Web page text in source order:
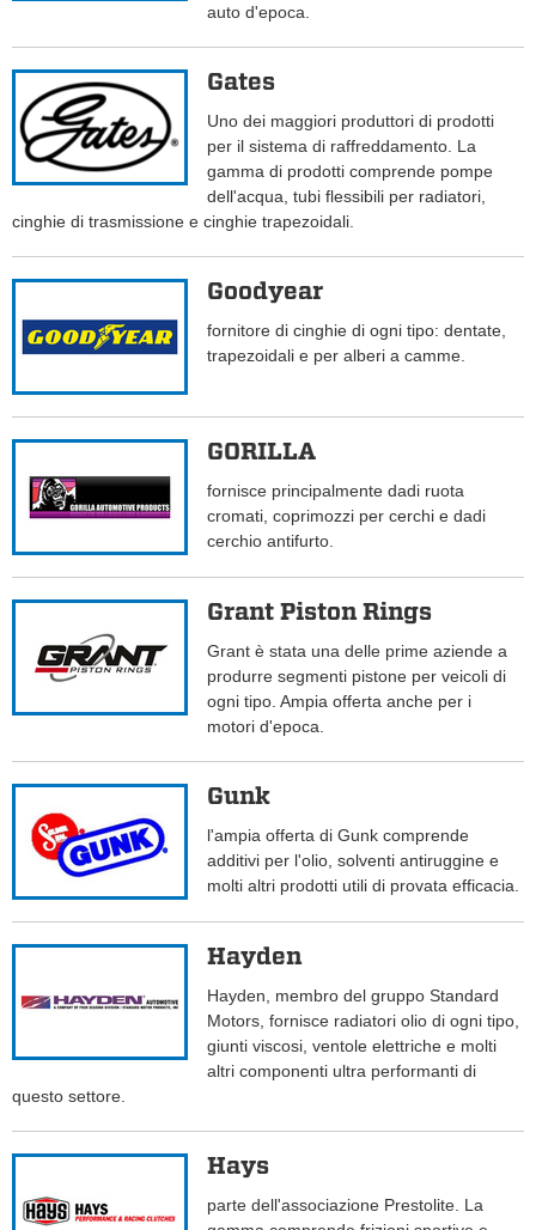
auto d'epoca.
Gates
Uno dei maggiori produttori di prodotti
per il sistema di raffreddamento. La
gamma di prodotti comprende pompe
dell'acqua, tubi flessibili per radiatori,
cinghie di trasmissione e cinghie trapezoidali.
Goodyear
fornitore di cinghie di ogni tipo: dentate,
trapezoidali e per alberi a camme.
GORILLA
fornisce principalmente dadi ruota
cromati, coprimozzi per cerchi e dadi
cerchio antifurto.
Grant Piston Rings
Grant è stata una delle prime aziende a
produrre segmenti pistone per veicoli di
ogni tipo. Ampia offerta anche per i
motori d'epoca.
Gunk
l'ampia offerta di Gunk comprende
additivi per l'olio, solventi antiruggine e
molti altri prodotti utili di provata efficacia.
Hayden
Hayden, membro del gruppo Standard
Motors, fornisce radiatori olio di ogni tipo,
giunti viscosi, ventole elettriche e molti
altri componenti ultra performanti di
questo settore.
Hays
parte dell'associazione Prestolite. La